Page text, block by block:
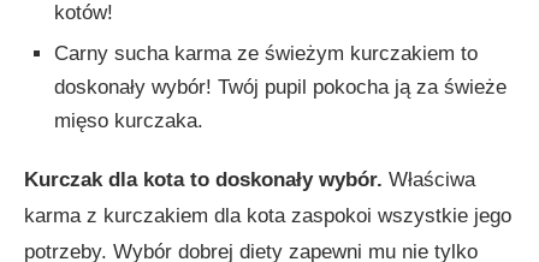
kotów!
Carny sucha karma ze świeżym kurczakiem to
doskonały wybór! Twój pupil pokocha ją za świeże
mięso kurczaka.
Kurczak dla kota to doskonały wybór. Właściwa
karma z kurczakiem dla kota zaspokoi wszystkie jego
potrzeby. Wybór dobrej diety zapewni mu nie tylko